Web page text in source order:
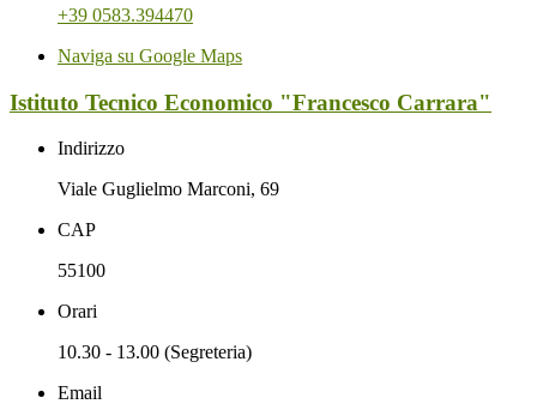
+39 0583.394470
Naviga su Google Maps
Istituto Tecnico Economico "Francesco Carrara"
Indirizzo
Viale Guglielmo Marconi, 69
CAP
55100
Orari
10.30 - 13.00 (Segreteria)
Email